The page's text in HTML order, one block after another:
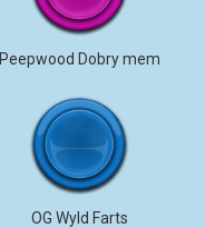
Peepwood Dobry mem
OG Wyld Farts